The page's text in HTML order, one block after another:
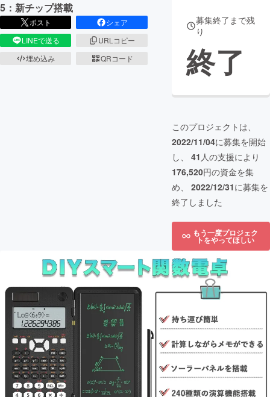
5：新チップ搭載
ポスト
シェア
LINEで送る
URLコピー
埋め込み
QRコード
募集終了まで残
り
終了
このプロジェクトは、
2022/11/04に募集を開始
し、 41 人の支援により
176,520円の資金を集
め、 2022/12/31に募集を
終了しました
もう一度プロジェク
トをやってほしい